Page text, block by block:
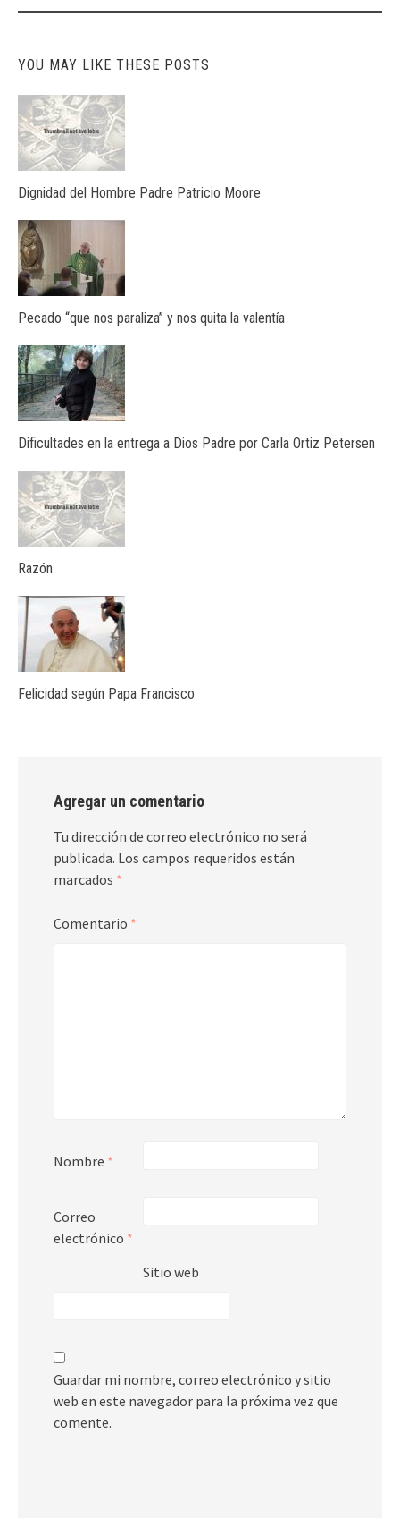
navigation
YOU MAY LIKE THESE POSTS
Dignidad del Hombre Padre Patricio Moore
Pecado “que nos paraliza” y nos quita la valentía
Dificultades en la entrega a Dios Padre por Carla Ortiz Petersen
Razón
Felicidad según Papa Francisco
Agregar un comentario
Tu dirección de correo electrónico no será
publicada. Los campos requeridos están
marcados *
Comentario *
Nombre *
Correo
electrónico *
Sitio web
Guardar mi nombre, correo electrónico y sitio
web en este navegador para la próxima vez que
comente.